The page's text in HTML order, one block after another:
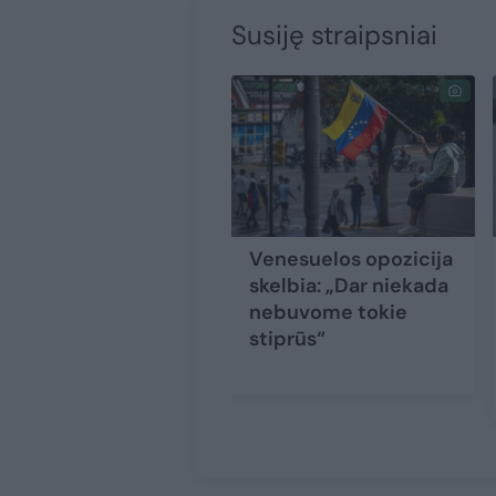
Susiję straipsniai
Venesuelos opozicija
skelbia: „Dar niekada
nebuvome tokie
stiprūs“